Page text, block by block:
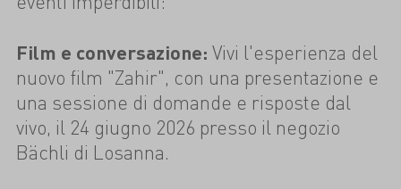
Film e conversazione: Vivi l'esperienza del
nuovo film "Zahir", con una presentazione e
una sessione di domande e risposte dal
vivo, il 24 giugno 2026 presso il negozio
Bächli di Losanna.